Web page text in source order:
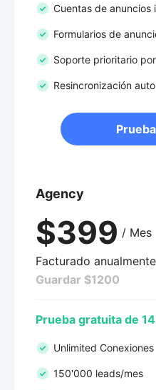
Cuentas de anuncios
Formularios de
Soporte prioritario
Resincronización
Agency
$399 / Mes
Facturado
Guardar $1200
Prueba gratuita de
Unlimited Conexiones
150'000 leads/mes